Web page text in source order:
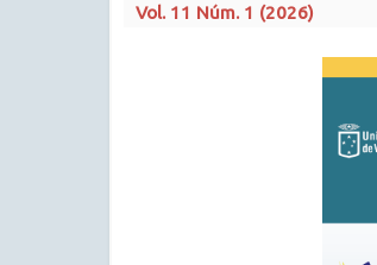
Vol. 11 Núm. 1 (2026)